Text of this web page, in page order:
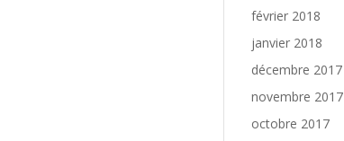
février 2018
janvier 2018
décembre 2017
novembre 2017
octobre 2017